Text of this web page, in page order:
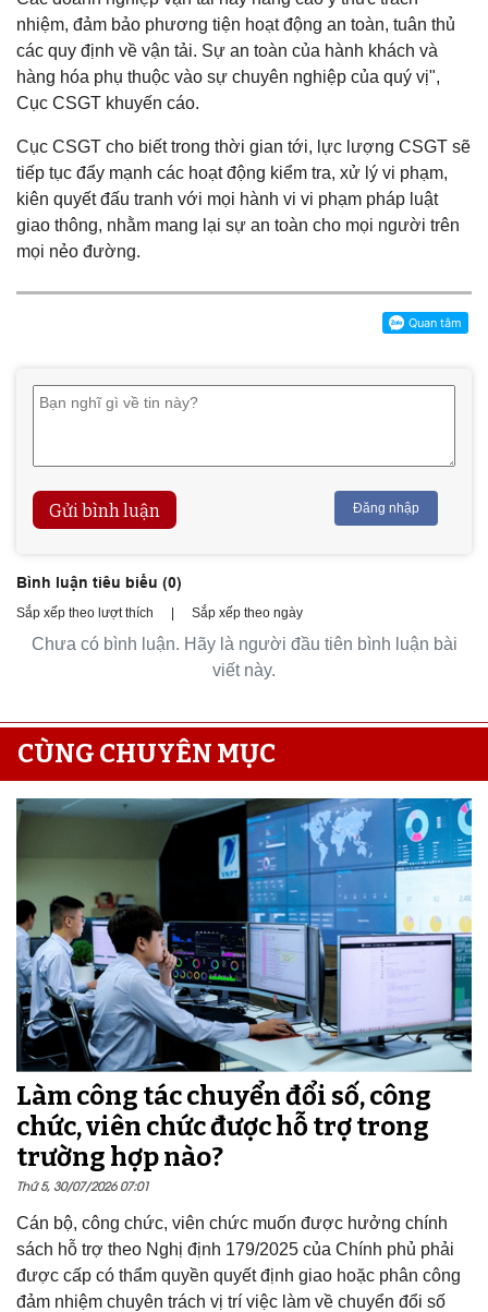
nhiệm, đảm bảo phương tiện hoạt động an toàn, tuân thủ
các quy định về vận tải. Sự an toàn của hành khách và
hàng hóa phụ thuộc vào sự chuyên nghiệp của quý vị",
Cục CSGT khuyến cáo.
Cục CSGT cho biết trong thời gian tới, lực lượng CSGT sẽ
tiếp tục đẩy mạnh các hoạt động kiểm tra, xử lý vi phạm,
kiên quyết đấu tranh với mọi hành vi vi phạm pháp luật
giao thông, nhằm mang lại sự an toàn cho mọi người trên
mọi nẻo đường.
Gửi bình luận Đăng nhập
Bình luận tiêu biểu (0)
Sắp xếp theo lượt thích | Sắp xếp theo ngày
Chưa có bình luận. Hãy là người đầu tiên bình luận bài
viết này.
CÙNG CHUYÊN MỤC
Làm công tác chuyển đổi số, công
chức, viên chức được hỗ trợ trong
trường hợp nào?
Thứ 5, 30/07/2026 07:01
Cán bộ, công chức, viên chức muốn được hưởng chính
sách hỗ trợ theo Nghị định 179/2025 của Chính phủ phải
được cấp có thẩm quyền quyết định giao hoặc phân công
đảm nhiệm chuyên trách vị trí việc làm về chuyển đổi số